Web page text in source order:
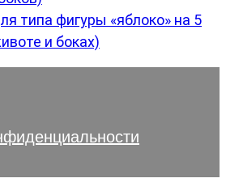
типа фигуры «яблоко» на 5
и боках)